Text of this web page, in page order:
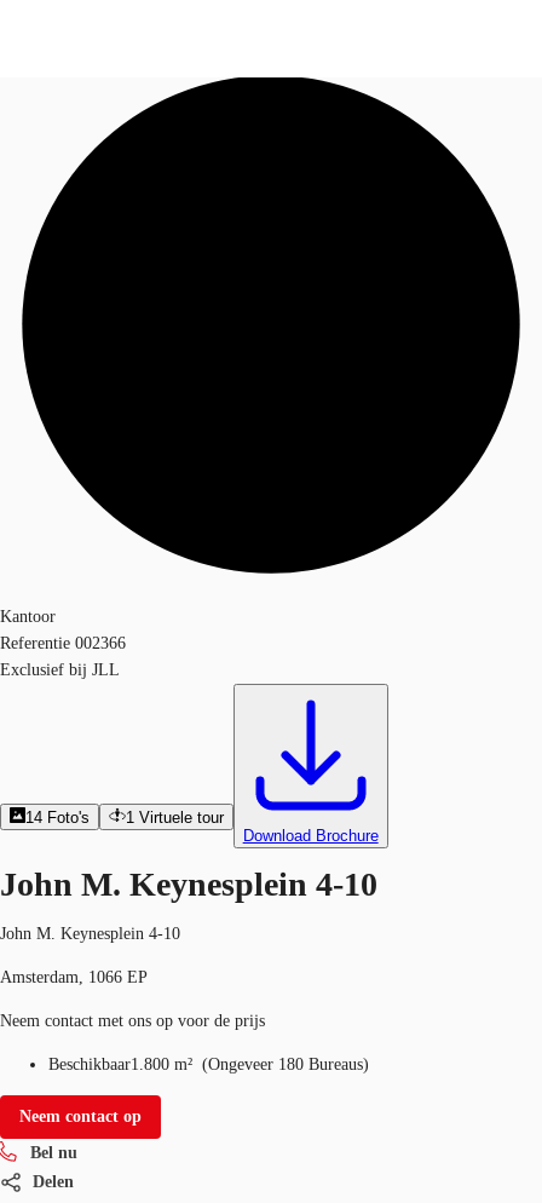
Nieuws & onderzoek
Favorieten
Bel nu
Kantoor
Referentie 002366
Exclusief bij JLL
14 Foto's 1 Virtuele tour
Download Brochure
John M. Keynesplein 4-10
John M. Keynesplein 4-10
Amsterdam, 1066 EP
Neem contact met ons op voor de prijs
Beschikbaar1.800 m² (Ongeveer 180 Bureaus)
Neem contact op
Bel nu
Delen